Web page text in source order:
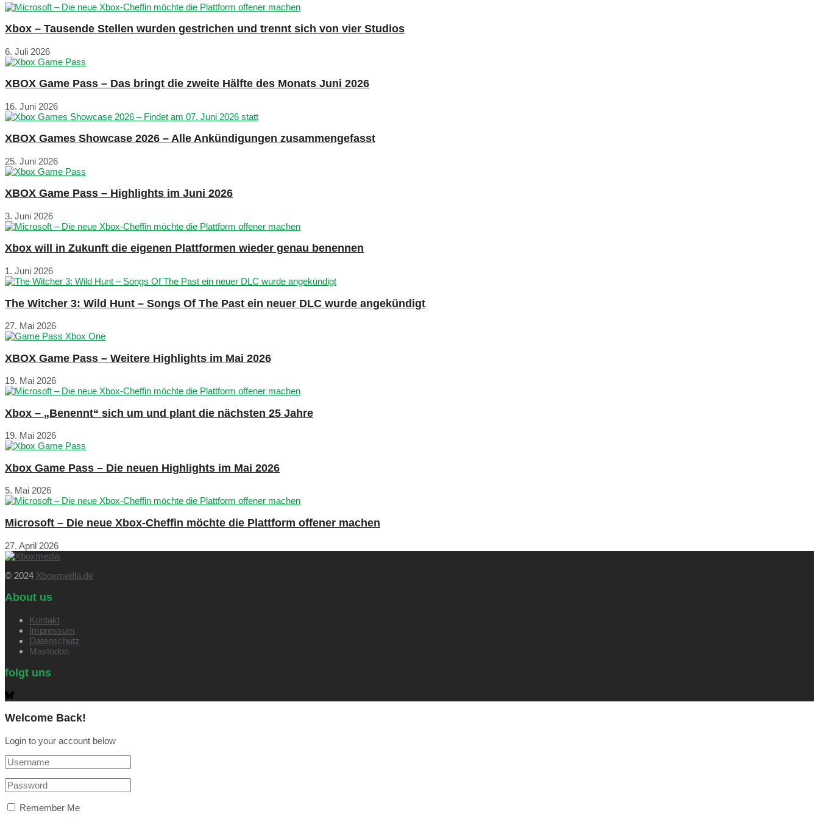
Xbox – Tausende Stellen wurden gestrichen und trennt sich von vier Studios
6. Juli 2026
XBOX Game Pass – Das bringt die zweite Hälfte des Monats Juni 2026
16. Juni 2026
XBOX Games Showcase 2026 – Alle Ankündigungen zusammengefasst
25. Juni 2026
XBOX Game Pass – Highlights im Juni 2026
3. Juni 2026
Xbox will in Zukunft die eigenen Plattformen wieder genau benennen
1. Juni 2026
The Witcher 3: Wild Hunt – Songs Of The Past ein neuer DLC wurde angekündigt
27. Mai 2026
XBOX Game Pass – Weitere Highlights im Mai 2026
19. Mai 2026
Xbox – „Benennt“ sich um und plant die nächsten 25 Jahre
19. Mai 2026
Xbox Game Pass – Die neuen Highlights im Mai 2026
5. Mai 2026
Microsoft – Die neue Xbox-Cheffin möchte die Plattform offener machen
27. April 2026
© 2024 Xboxmedia.de
About us
Kontakt
Impressum
Datenschutz
Mastodon
folgt uns
Welcome Back!
Login to your account below
Remember Me